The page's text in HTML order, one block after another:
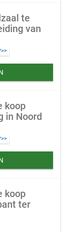
te
van
koop
in Noord
koop
ter